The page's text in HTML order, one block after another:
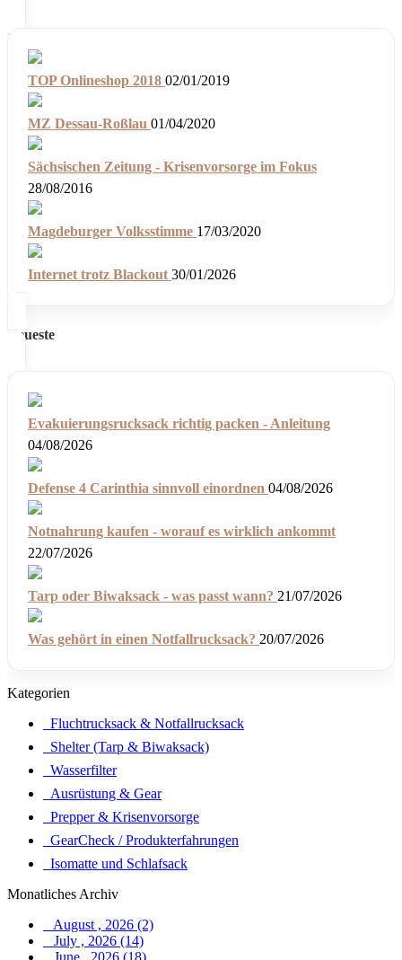
TOP Onlineshop 2018 02/01/2019
MZ Dessau-Roßlau 01/04/2020
Sächsischen Zeitung - Krisenvorsorge im Fokus
28/08/2016
Magdeburger Volksstimme 17/03/2020
Internet trotz Blackout 30/01/2026
Neueste
Evakuierungsrucksack richtig packen - Anleitung
04/08/2026
Defense 4 Carinthia sinnvoll einordnen 04/08/2026
Notnahrung kaufen - worauf es wirklich ankommt
22/07/2026
Tarp oder Biwaksack - was passt wann? 21/07/2026
Was gehört in einen Notfallrucksack? 20/07/2026
Kategorien
Fluchtrucksack & Notfallrucksack
Shelter (Tarp & Biwaksack)
Wasserfilter
Ausrüstung & Gear
Prepper & Krisenvorsorge
GearCheck / Produkterfahrungen
Isomatte und Schlafsack
Monatliches Archiv
August , 2026 (2)
July , 2026 (14)
June , 2026 (18)